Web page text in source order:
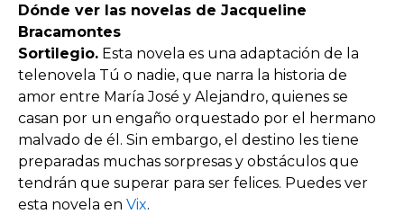
Dónde ver las novelas de Jacqueline
Bracamontes
Sortilegio. Esta novela es una adaptación de la
telenovela Tú o nadie, que narra la historia de
amor entre María José y Alejandro, quienes se
casan por un engaño orquestado por el hermano
malvado de él. Sin embargo, el destino les tiene
preparadas muchas sorpresas y obstáculos que
tendrán que superar para ser felices. Puedes ver
esta novela en Vix.